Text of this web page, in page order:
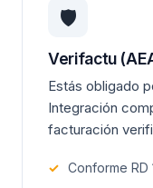
🛡️
Verifactu
Estás obligado
Integración
facturación
✓ Conforme RD